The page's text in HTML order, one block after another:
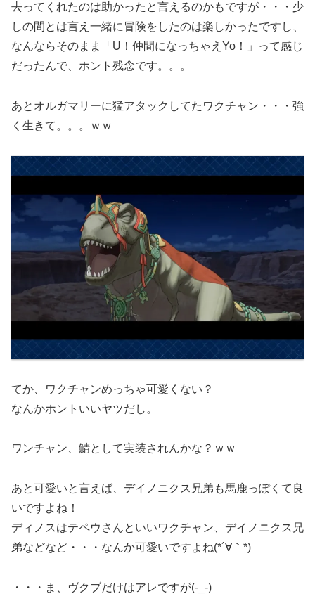
去ってくれたのは助かったと言えるのかもですが・・・少
しの間とは言え一緒に冒険をしたのは楽しかったですし、
なんならそのまま「U！仲間になっちゃえYo！」って感じ
だったんで、ホント残念です。。。
あとオルガマリーに猛アタックしてたワクチャン・・・強
く生きて。。。ｗｗ
てか、ワクチャンめっちゃ可愛くない？
なんかホントいいヤツだし。
ワンチャン、鯖として実装されんかな？ｗｗ
あと可愛いと言えば、デイノニクス兄弟も馬鹿っぽくて良
いですよね！
ディノスはテペウさんといいワクチャン、デイノニクス兄
弟などなど・・・なんか可愛いですよね(*´∀｀*)
・・・ま、ヴクブだけはアレですが(-_-)